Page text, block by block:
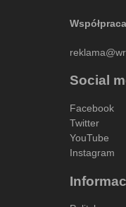
Social
Facebook
Twitter
YouTube
Instagram